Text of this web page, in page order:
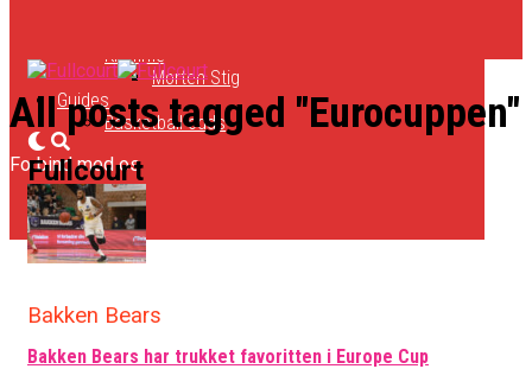
Klumme
Morten Stig
Guides
Basketball odds
Forbind med os
Fullcourt
All posts tagged "Eurocuppen"
Bakken Bears
Bakken Bears har trukket favoritten i Europe Cup